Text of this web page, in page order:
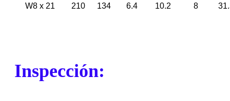
W8 x 21 210 134 6.4 10.2 8
Inspección: